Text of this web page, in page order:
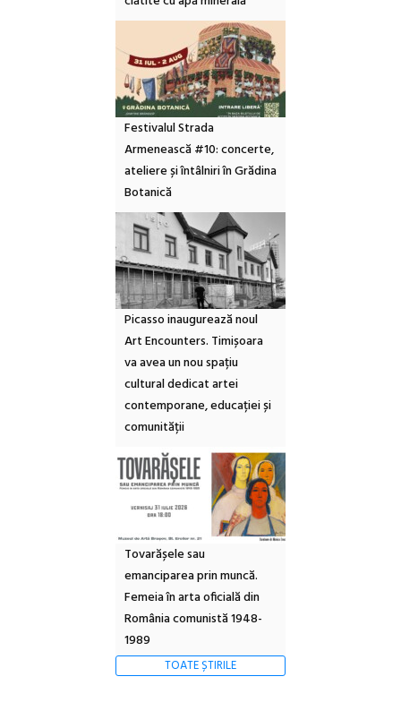
Festivalul Strada
Armenească #10: concerte,
ateliere și întâlniri în Grădina
Botanică
Picasso inaugurează noul
Art Encounters. Timișoara
va avea un nou spațiu
cultural dedicat artei
contemporane, educației și
comunității
Tovarășele sau
emanciparea prin muncă.
Femeia în arta oficială din
România comunistă 1948-
1989
TOATE ȘTIRILE